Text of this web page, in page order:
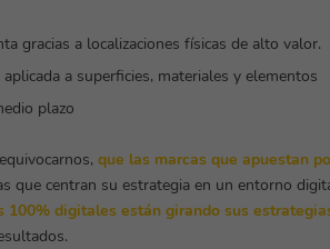
gracias a localizaciones físicas de alto valor.
a superficies, materiales y elementos
plazo
que las marcas que apuestan
que centran su estrategia en un entorno
100% digitales están girando sus